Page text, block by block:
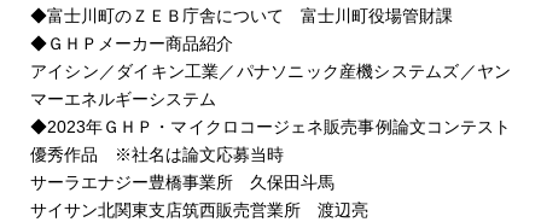
◆富士川町のＺＥＢ庁舎について 富士川町役場管財課
◆ＧＨＰメーカー商品紹介
アイシン／ダイキン工業／パナソニック産機システムズ／ヤン
マーエネルギーシステム
◆2023年ＧＨＰ・マイクロコージェネ販売事例論文コンテスト
優秀作品 ※社名は論文応募当時
サーラエナジー豊橋事業所 久保田斗馬
サイサン北関東支店筑西販売営業所 渡辺亮